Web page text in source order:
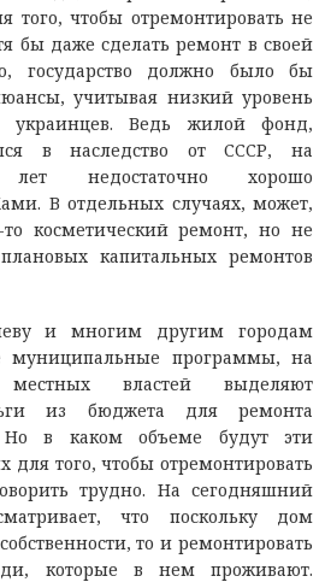
того, чтобы отремонтировать не
бы даже сделать ремонт в своей
государство должно было бы
учитывая низкий уровень
украинцев. Ведь жилой фонд,
в наследство от СССР, на
недостаточно хорошо
В отдельных случаях, может,
косметический ремонт, но не
капитальных ремонтов
и многим другим городам
муниципальные программы, на
властей выделяют
из бюджета для ремонта
Но в каком объеме будут эти
для того, чтобы отремонтировать
трудно. На сегодняшний
что поскольку дом
то и ремонтировать
которые в нем проживают.